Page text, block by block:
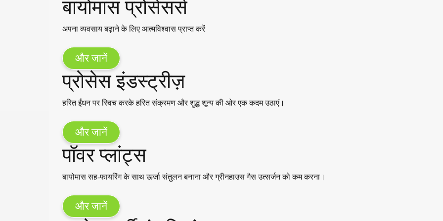
बायोमास प्रोसेसर्स
अपना व्यवसाय बढ़ाने के लिए आत्मविश्वास प्राप्त करें
और जानें
प्रोसेस इंडस्ट्रीज़
हरित ईंधन पर स्विच करके हरित संक्रमण और शुद्ध शून्य की ओर एक कदम उठाएं।
और जानें
पॉवर प्लांट्स
बायोमास सह-फायरिंग के साथ ऊर्जा संतुलन बनाना और ग्रीनहाउस गैस उत्सर्जन को कम करना।
और जानें